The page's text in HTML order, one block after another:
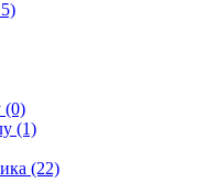
(0)
(1)
(22)